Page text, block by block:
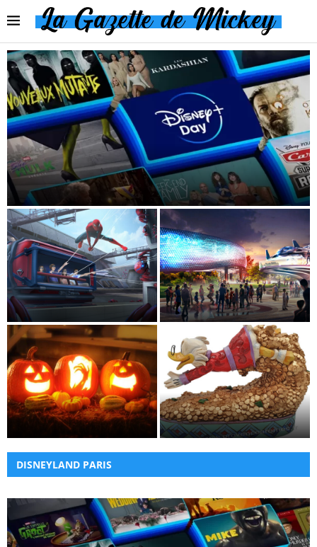
Des nouveautés pour célébrer l’anniversaire de
Disney+ le 8 septembre
Les personnages Marvel que
vous allez rencontrer à
Avengers Campus Paris le...
Carte virtuelle d’Avengers
Campus disponible sur
Disneyland Paris
Réservation pour les Soirées
Halloween Disney 2022 déjà
ouverte
Une nouvelle figurine
exclusive de Disneyland Paris
à l’effigie de Picsou
DISNEYLAND PARIS